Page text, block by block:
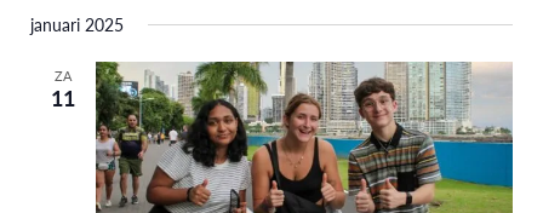
Zoeken
en
een
datum.
januari 2025
ZA
11